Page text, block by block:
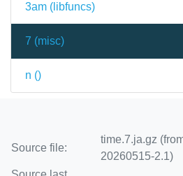
3am ( libfuncs)
7 (misc)
n ()
Source file:
time.7.ja.gz
20260515-2.1)